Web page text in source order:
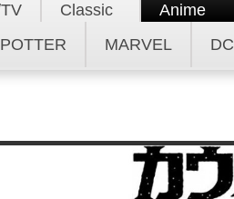
Classic
Anime
MARVEL DC